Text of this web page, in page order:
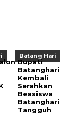
Batang Hari
Bupati
Batanghari
Kembali
Serahkan
Beasiswa
Batanghari
Tangguh